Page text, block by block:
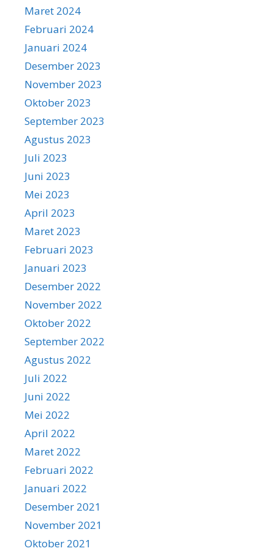
Maret 2024
Februari 2024
Januari 2024
Desember 2023
November 2023
Oktober 2023
September 2023
Agustus 2023
Juli 2023
Juni 2023
Mei 2023
April 2023
Maret 2023
Februari 2023
Januari 2023
Desember 2022
November 2022
Oktober 2022
September 2022
Agustus 2022
Juli 2022
Juni 2022
Mei 2022
April 2022
Maret 2022
Februari 2022
Januari 2022
Desember 2021
November 2021
Oktober 2021